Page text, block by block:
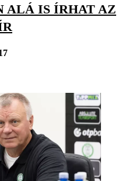
ALÁ IS ÍRHAT AZ